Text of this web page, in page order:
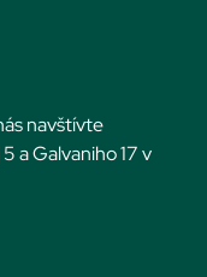
navštívte
a Galvaniho 17 v